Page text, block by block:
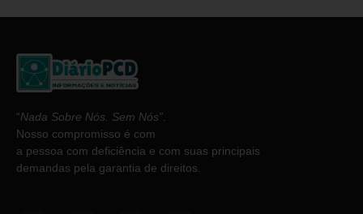
“Nada Sobre Nós. Sem Nós”
Nosso compromisso é com
a pessoa com deficiência e com suas principais
demandas pela garantia de direitos.